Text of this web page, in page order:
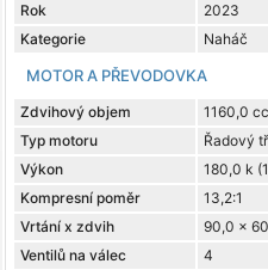
Rok
2023
Kategorie
Naháč
MOTOR A PŘEVODOVKA
Zdvihový objem
1160,0
Typ motoru
Řadový
Výkon
180,0 k
Kompresní poměr
13,2:1
Vrtání x zdvih
90,0 x
Ventilů na válec
4